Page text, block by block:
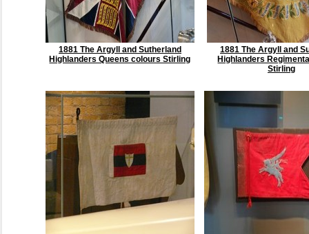
1881 The Argyll and Sutherland
Highlanders Queens colours Stirling
1881 The Argyll and
Highlanders
Stirling